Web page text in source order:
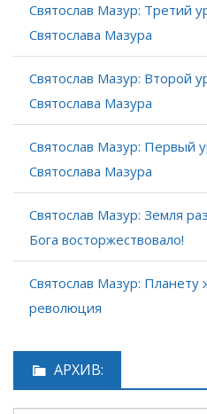
Святослав Мазур: Третий
Святослава Мазура
Святослав Мазур: Второй
Святослава Мазура
Святослав Мазур: Первый
Святослава Мазура
Святослав Мазур: Земля
Бога восторжествовало!
Святослав Мазур: Планету
революция
АРХИВ: